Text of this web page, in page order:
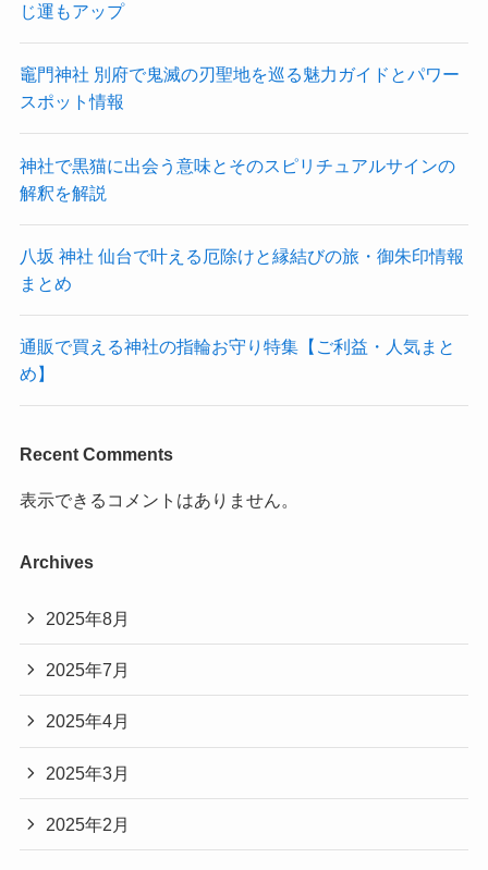
じ運もアップ
竈門神社 別府で鬼滅の刃聖地を巡る魅力ガイドとパワー
スポット情報
神社で黒猫に出会う意味とそのスピリチュアルサインの
解釈を解説
八坂 神社 仙台で叶える厄除けと縁結びの旅・御朱印情報
まとめ
通販で買える神社の指輪お守り特集【ご利益・人気まと
め】
Recent Comments
表示できるコメントはありません。
Archives
2025年8月
2025年7月
2025年4月
2025年3月
2025年2月